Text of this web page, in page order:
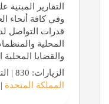
التقارير
وفي كافة أنحاء
قدرات التواصل
المحلية
والقضايا
الزيارات: 830 | التقييم: 0 | المقيّمين: 0 | الدولة:
المملكة المتحدة